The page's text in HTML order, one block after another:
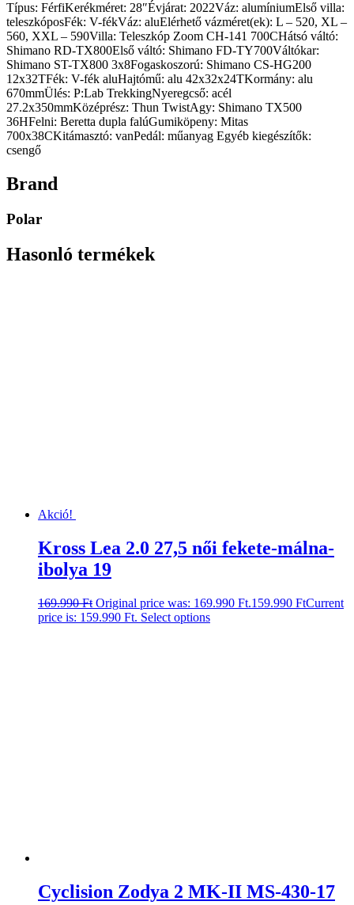
Típus: FérfiKerékméret: 28″Évjárat: 2022Váz: alumíniumElső villa:
teleszkóposFék: V-fékVáz: aluElérhető vázméret(ek): L – 520, XL –
560, XXL – 590Villa: Teleszkóp Zoom CH-141 700CHátsó váltó:
Shimano RD-TX800Első váltó: Shimano FD-TY700Váltókar:
Shimano ST-TX800 3x8Fogaskoszorú: Shimano CS-HG200
12x32TFék: V-fék aluHajtómű: alu 42x32x24TKormány: alu
670mmÜlés: P:Lab TrekkingNyeregcső: acél
27.2x350mmKözéprész: Thun TwistAgy: Shimano TX500
36HFelni: Beretta dupla falúGumiköpeny: Mitas
700x38CKitámasztó: vanPedál: műanyag Egyéb kiegészítők:
csengő
Brand
Polar
Hasonló termékek
Akció!
Kross Lea 2.0 27,5 női fekete-málna-
ibolya 19
169.990Ft Original price was: 169.990 Ft.159.990 FtCurrent
price is: 159.990 Ft. Select options
Cyclision Zodya 2 MK-II MS-430-17